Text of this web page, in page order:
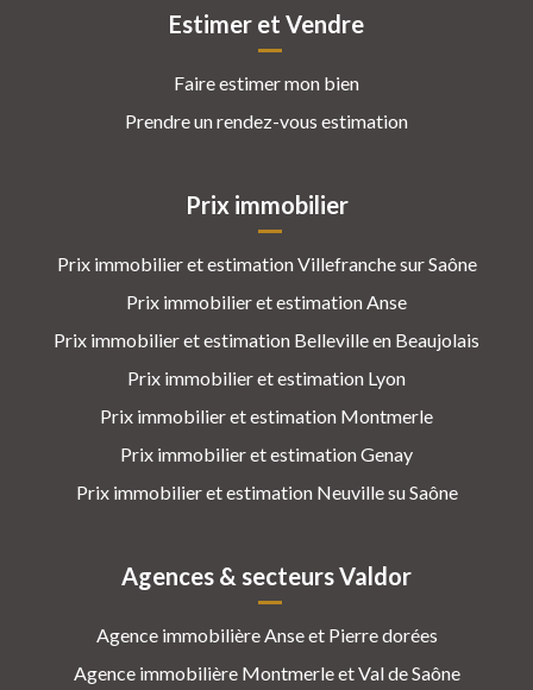
Estimer et Vendre
Faire estimer mon bien
Prendre un rendez-vous estimation
Prix immobilier
Prix immobilier et estimation Villefranche sur Saône
Prix immobilier et estimation Anse
Prix immobilier et estimation Belleville en Beaujolais
Prix immobilier et estimation Lyon
Prix immobilier et estimation Montmerle
Prix immobilier et estimation Genay
Prix immobilier et estimation Neuville su Saône
Agences & secteurs Valdor
Agence immobilière Anse et Pierre dorées
Agence immobilière Montmerle et Val de Saône